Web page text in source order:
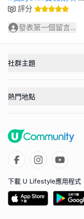
評分
發表第一個留言...
社群主題
熱門地點
下載 U Lifestyle應用程式